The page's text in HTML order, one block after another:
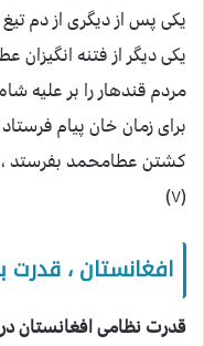
یکی پس از دیگری از دم تیغ
یکی دیگر از فتنه
مردم قندهار را بر علیه
برای زمان خان پیام
کشتن عطامحمد بفرستد ،
(۷)
افغانستان ، قدرت
قدرت نظامی افغانستان